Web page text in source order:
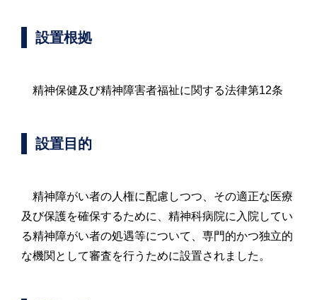
設置根拠
精神保健及び精神障害者福祉に関する法律第12条
設置目的
精神障がい者の人権に配慮しつつ、その適正な医療
及び保護を確保するために、精神科病院に入院してい
る精神障がい者の処遇等について、専門的かつ独立的
な機関として審査を行うために設置されました。